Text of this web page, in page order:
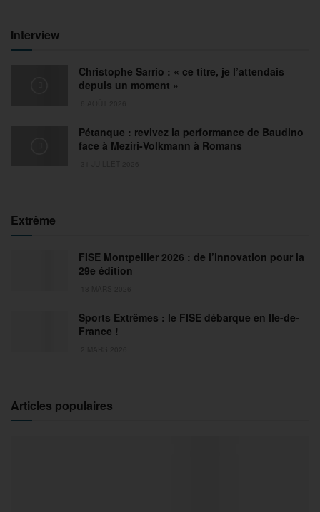
Interview
Christophe Sarrio : « ce titre, je l’attendais
depuis un moment »
Pétanque : revivez la performance de Baudino
face à Meziri-Volkmann à Romans
Extrême
FISE Montpellier 2026 : de l’innovation pour la
29e édition
Sports Extrêmes : le FISE débarque en Ile-de-
France !
Articles populaires